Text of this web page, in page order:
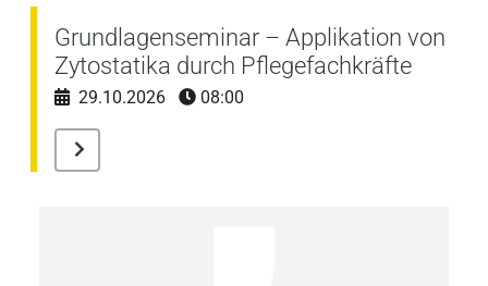
Grundlagenseminar – Applikation von
Zytostatika durch Pflegefachkräfte
29.10.2026 08:00